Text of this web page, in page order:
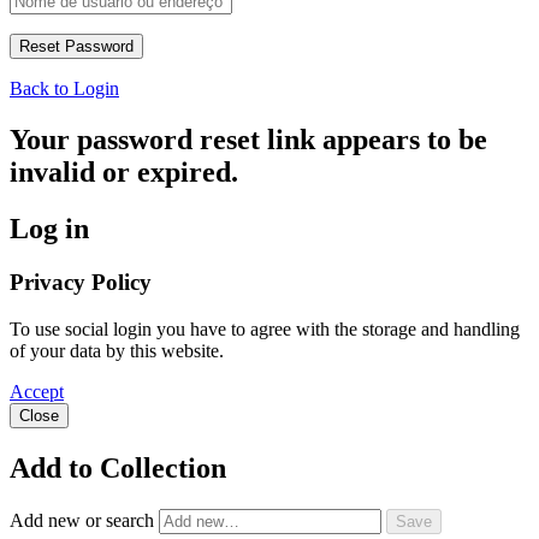
Back to Login
Your password reset link appears to be
invalid or expired.
Log in
Privacy Policy
To use social login you have to agree with the storage and handling
of your data by this website.
Accept
Close
Add to Collection
Add new or search